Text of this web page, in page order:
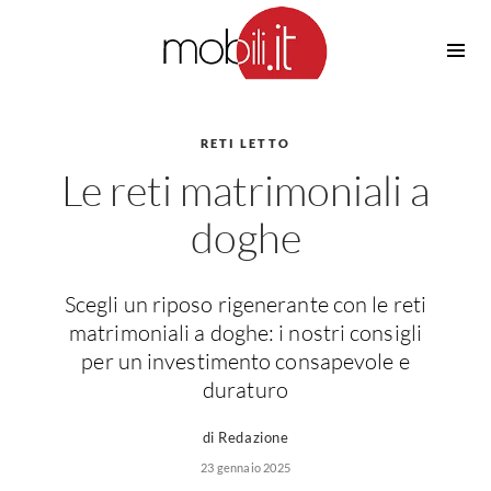
Cucine Moderne
Consigli Cucine
Attrezzature Interne
Irrigazione
Casette in Legno
Pergole
Giardinaggio
Piante
RETI LETTO
Le reti matrimoniali a
doghe
Scegli un riposo rigenerante con le reti
matrimoniali a doghe: i nostri consigli
per un investimento consapevole e
duraturo
di Redazione
23 gennaio 2025